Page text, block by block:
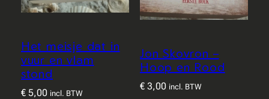
Het meisje dat in
vuur en vlam
stond
€5,00 incl. BTW
Jon Skovron –
Hoop en Rood
€ 3,00 incl. BTW